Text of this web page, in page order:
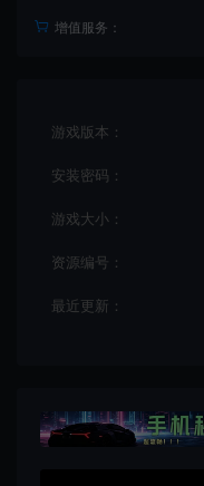
增值服务：
游戏版本：
安装密码：
游戏大小：
资源编号：
最近更新：